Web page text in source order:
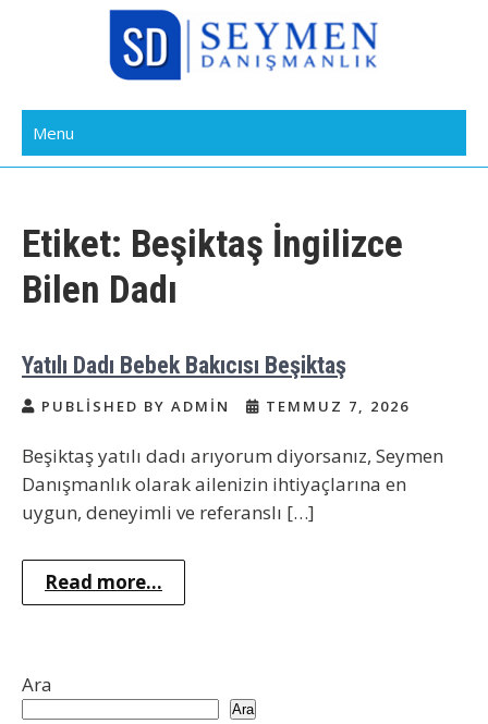
Bakıcı Yardımcı Dadı Danışmanlık
Ajansı İstanbul
Menu
Etiket: Beşiktaş İngilizce
Bilen Dadı
Yatılı Dadı Bebek Bakıcısı Beşiktaş
PUBLISHED BY ADMIN TEMMUZ 7, 2026
Beşiktaş yatılı dadı arıyorum diyorsanız, Seymen
Danışmanlık olarak ailenizin ihtiyaçlarına en
uygun, deneyimli ve referanslı […]
Read more...
Ara
Ara